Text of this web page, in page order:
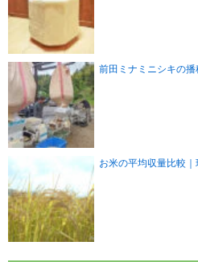
前田ミナミニシキの
お米の平均収量比較